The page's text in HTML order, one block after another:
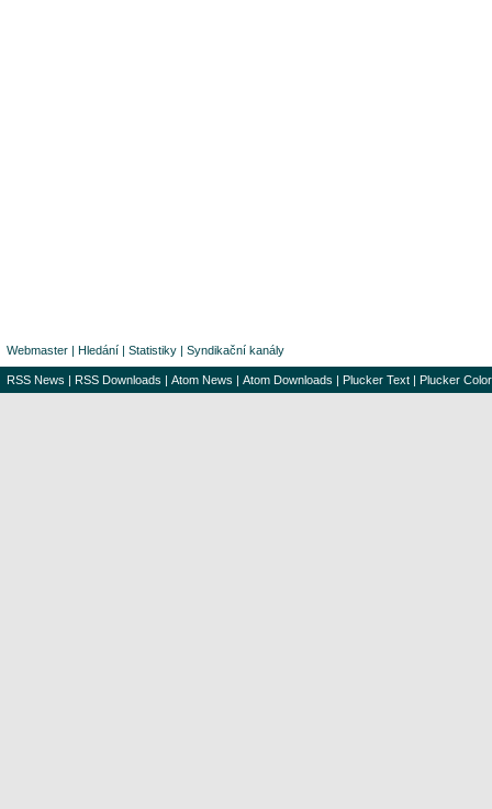
Webmaster | Hledání | Statistiky | Syndikační kanály
RSS News | RSS Downloads | Atom News | Atom Downloads | Plucker Text | Plucker Color